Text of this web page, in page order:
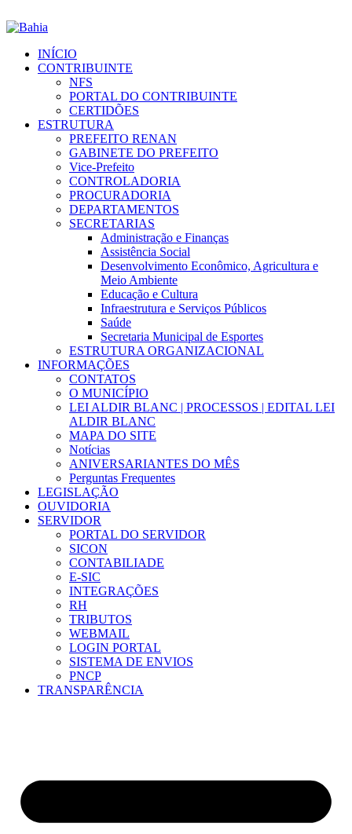
INÍCIO
CONTRIBUINTE
NFS
PORTAL DO CONTRIBUINTE
CERTIDÕES
ESTRUTURA
PREFEITO RENAN
GABINETE DO PREFEITO
Vice-Prefeito
CONTROLADORIA
PROCURADORIA
DEPARTAMENTOS
SECRETARIAS
Administração e Finanças
Assistência Social
Desenvolvimento Econômico, Agricultura e
Meio Ambiente
Educação e Cultura
Infraestrutura e Serviços Públicos
Saúde
Secretaria Municipal de Esportes
ESTRUTURA ORGANIZACIONAL
INFORMAÇÕES
CONTATOS
O MUNICÍPIO
LEI ALDIR BLANC | PROCESSOS | EDITAL LEI
ALDIR BLANC
MAPA DO SITE
Notícias
ANIVERSARIANTES DO MÊS
Perguntas Frequentes
LEGISLAÇÃO
OUVIDORIA
SERVIDOR
PORTAL DO SERVIDOR
SICON
CONTABILIADE
E-SIC
INTEGRAÇÕES
RH
TRIBUTOS
WEBMAIL
LOGIN PORTAL
SISTEMA DE ENVIOS
PNCP
TRANSPARÊNCIA